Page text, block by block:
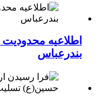
اطلاعیه
بندرعباس